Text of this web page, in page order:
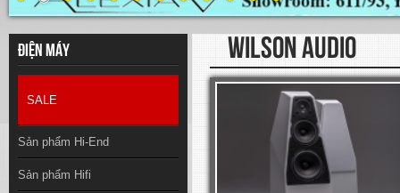
Điện máy
SALE
Sản phẩm Hi-End
Sản phẩm Hifi
WILSON AUDIO